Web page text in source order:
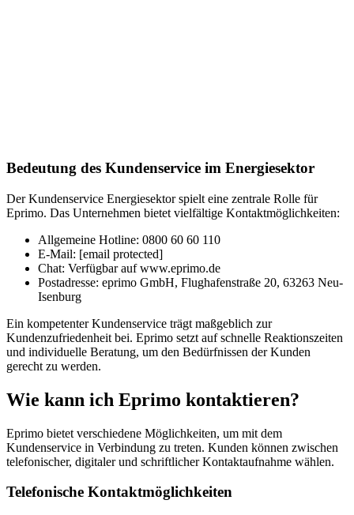
Bedeutung des Kundenservice im Energiesektor
Der Kundenservice Energiesektor spielt eine zentrale Rolle für
Eprimo. Das Unternehmen bietet vielfältige Kontaktmöglichkeiten:
Allgemeine Hotline: 0800 60 60 110
E-Mail: [email protected]
Chat: Verfügbar auf www.eprimo.de
Postadresse: eprimo GmbH, Flughafenstraße 20, 63263 Neu-
Isenburg
Ein kompetenter Kundenservice trägt maßgeblich zur
Kundenzufriedenheit bei. Eprimo setzt auf schnelle Reaktionszeiten
und individuelle Beratung, um den Bedürfnissen der Kunden
gerecht zu werden.
Wie kann ich Eprimo kontaktieren?
Eprimo bietet verschiedene Möglichkeiten, um mit dem
Kundenservice in Verbindung zu treten. Kunden können zwischen
telefonischer, digitaler und schriftlicher Kontaktaufnahme wählen.
Telefonische Kontaktmöglichkeiten